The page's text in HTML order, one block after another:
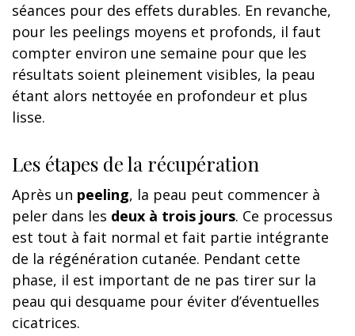
séances pour des effets durables. En revanche,
pour les peelings moyens et profonds, il faut
compter environ une semaine pour que les
résultats soient pleinement visibles, la peau
étant alors nettoyée en profondeur et plus
lisse.
Les étapes de la récupération
Après un peeling, la peau peut commencer à
peler dans les deux à trois jours. Ce processus
est tout à fait normal et fait partie intégrante
de la régénération cutanée. Pendant cette
phase, il est important de ne pas tirer sur la
peau qui desquame pour éviter d’éventuelles
cicatrices.